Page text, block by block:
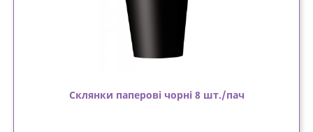
Склянки паперові чорні 8 шт./пач